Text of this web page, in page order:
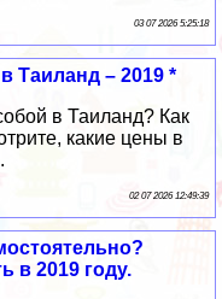
03 07 2026 5:25:18
Таиланд – 2019 *
в Таиланд? Как
какие цены в
02 07 2026 12:49:39
в 2019 году.